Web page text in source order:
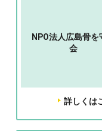
NPO法人広島骨を
会
詳しくは